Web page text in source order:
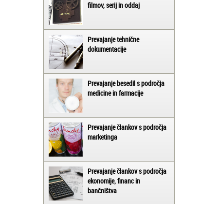
filmov, serij in oddaj
Prevajanje tehnične
dokumentacije
Prevajanje besedil s področja
medicine in farmacije
Prevajanje člankov s področja
marketinga
Prevajanje člankov s področja
ekonomije, financ in
bančništva